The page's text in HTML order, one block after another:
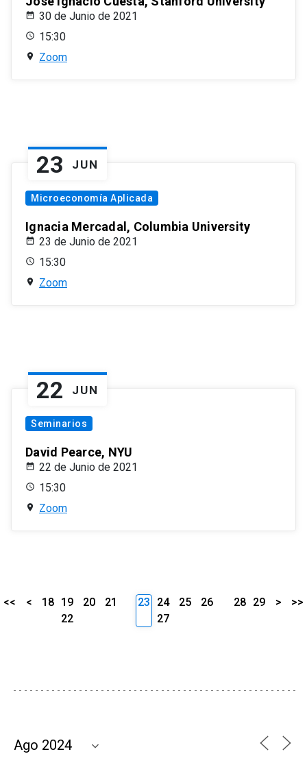
30 de Junio de 2021
15:30
Zoom
23 JUN
Microeconomía Aplicada
Ignacia Mercadal, Columbia University
23 de Junio de 2021
15:30
Zoom
22 JUN
Seminarios
David Pearce, NYU
22 de Junio de 2021
15:30
Zoom
<< < 18 19 20
21
22
23 24 25
26
27
28 29 > >>